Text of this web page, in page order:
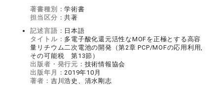
著書種別：学術書
担当区分：共著
記述言語： 日本語
タイトル： 多電子酸化還元活性なMOFを正極とする高容
量リチウム二次電池の開発（第2章 PCP/MOFの応用利用,
その可能税 第13節）
出版者・発行元： 技術情報協会
出版年月： 2019年10月
著者： 吉川浩史、清水剛志